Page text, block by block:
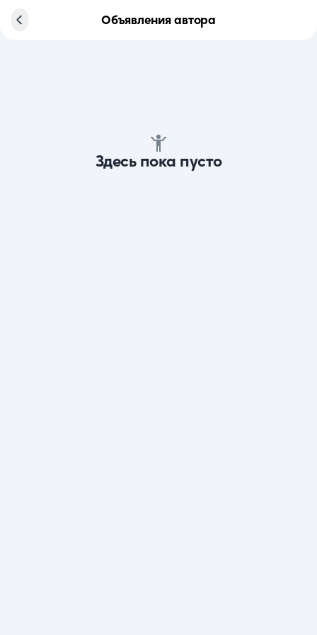
Объявления автора
Здесь пока пусто